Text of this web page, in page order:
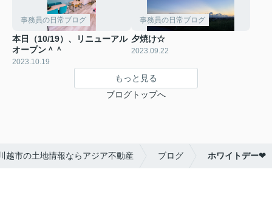
事務員の日常ブログ
本日（10/19）、リニューアル
オープン＾＾
2023.10.19
事務員の日常ブログ
夕焼け☆
2023.09.22
もっと見る
ブログトップへ
越市の土地情報ならアジア不動産 ブログ ホワイトデー❤